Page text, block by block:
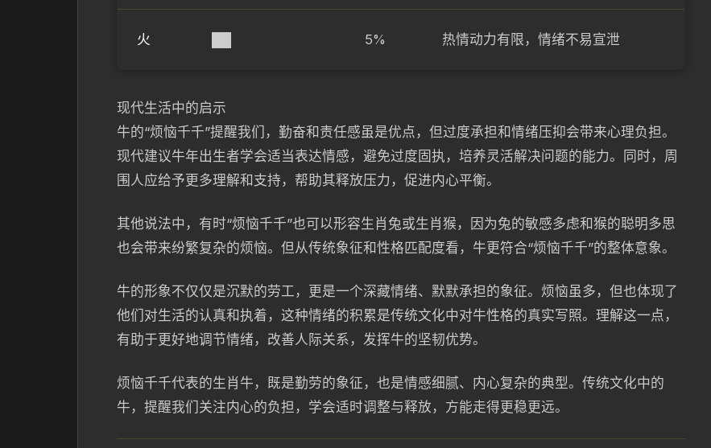
火 5% 热情动力有限，情绪不易宣泄
现代生活中的启示
牛的“烦恼千千”提醒我们，勤奋和责任感虽是优点，但过度承担和情绪压抑会带来心理负担。
现代建议牛年出生者学会适当表达情感，避免过度固执，培养灵活解决问题的能力。同时，周
围人应给予更多理解和支持，帮助其释放压力，促进内心平衡。
其他说法中，有时“烦恼千千”也可以形容生肖兔或生肖猴，因为兔的敏感多虑和猴的聪明多思
也会带来纷繁复杂的烦恼。但从传统象征和性格匹配度看，牛更符合“烦恼千千”的整体意象。
牛的形象不仅仅是沉默的劳工，更是一个深藏情绪、默默承担的象征。烦恼虽多，但也体现了
他们对生活的认真和执着，这种情绪的积累是传统文化中对牛性格的真实写照。理解这一点，
有助于更好地调节情绪，改善人际关系，发挥牛的坚韧优势。
烦恼千千代表的生肖牛，既是勤劳的象征，也是情感细腻、内心复杂的典型。传统文化中的
牛，提醒我们关注内心的负担，学会适时调整与释放，方能走得更稳更远。